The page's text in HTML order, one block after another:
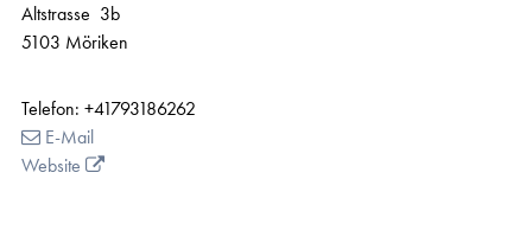
Altstrasse 3b
5103 Möriken
Telefon: +41793186262
E-Mail
Website